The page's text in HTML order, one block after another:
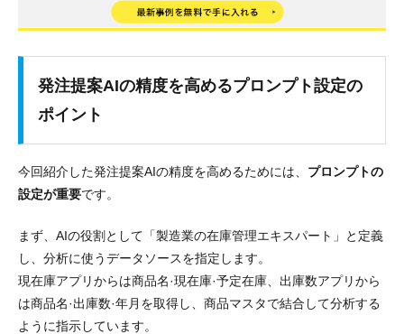
発注提案AIの精度を高めるプロンプト設定の
ポイント
今回紹介した発注提案AIの精度を高めるためには、 プロンプトの
設定が重要です。
まず、AIの役割として「製造業の在庫管理エキスパート」と定義
し、分析に使うデータソースを指定します。
現在庫アプリからは商品名·現在庫·予定在庫、出庫数アプリから
は商品名·出庫数·年月を取得し、商品マスタで結合して分析する
ように指示しています。